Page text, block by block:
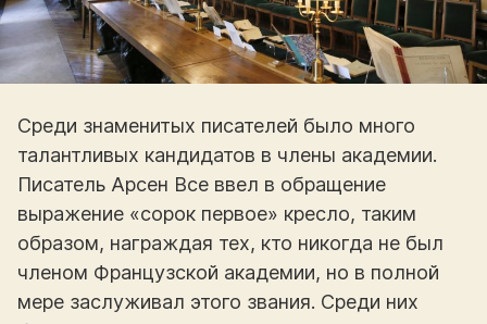
Среди знаменитых писателей было много
талантливых кандидатов в члены академии.
Писатель Арсен Все ввел в обращение
выражение «сорок первое» кресло, таким
образом, награждая тех, кто никогда не был
членом Французской академии, но в полной
мере заслуживал этого звания. Среди них